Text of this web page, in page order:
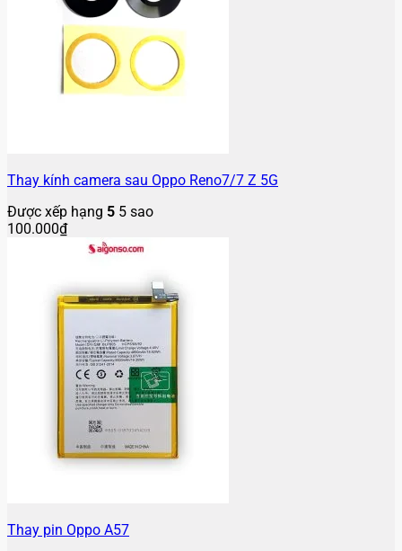
Thay kính camera sau Oppo Reno7/7 Z 5G
Được xếp hạng 5 5 sao
100.000₫
Thay pin Oppo A57